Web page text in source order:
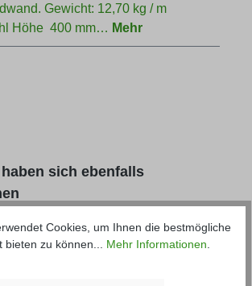
Gewicht: 12,70 kg / m
Höhe 400 mm… Mehr
überspringen
sich ebenfalls
Cookies, um Ihnen die bestmögliche
bieten zu können... Mehr Informationen